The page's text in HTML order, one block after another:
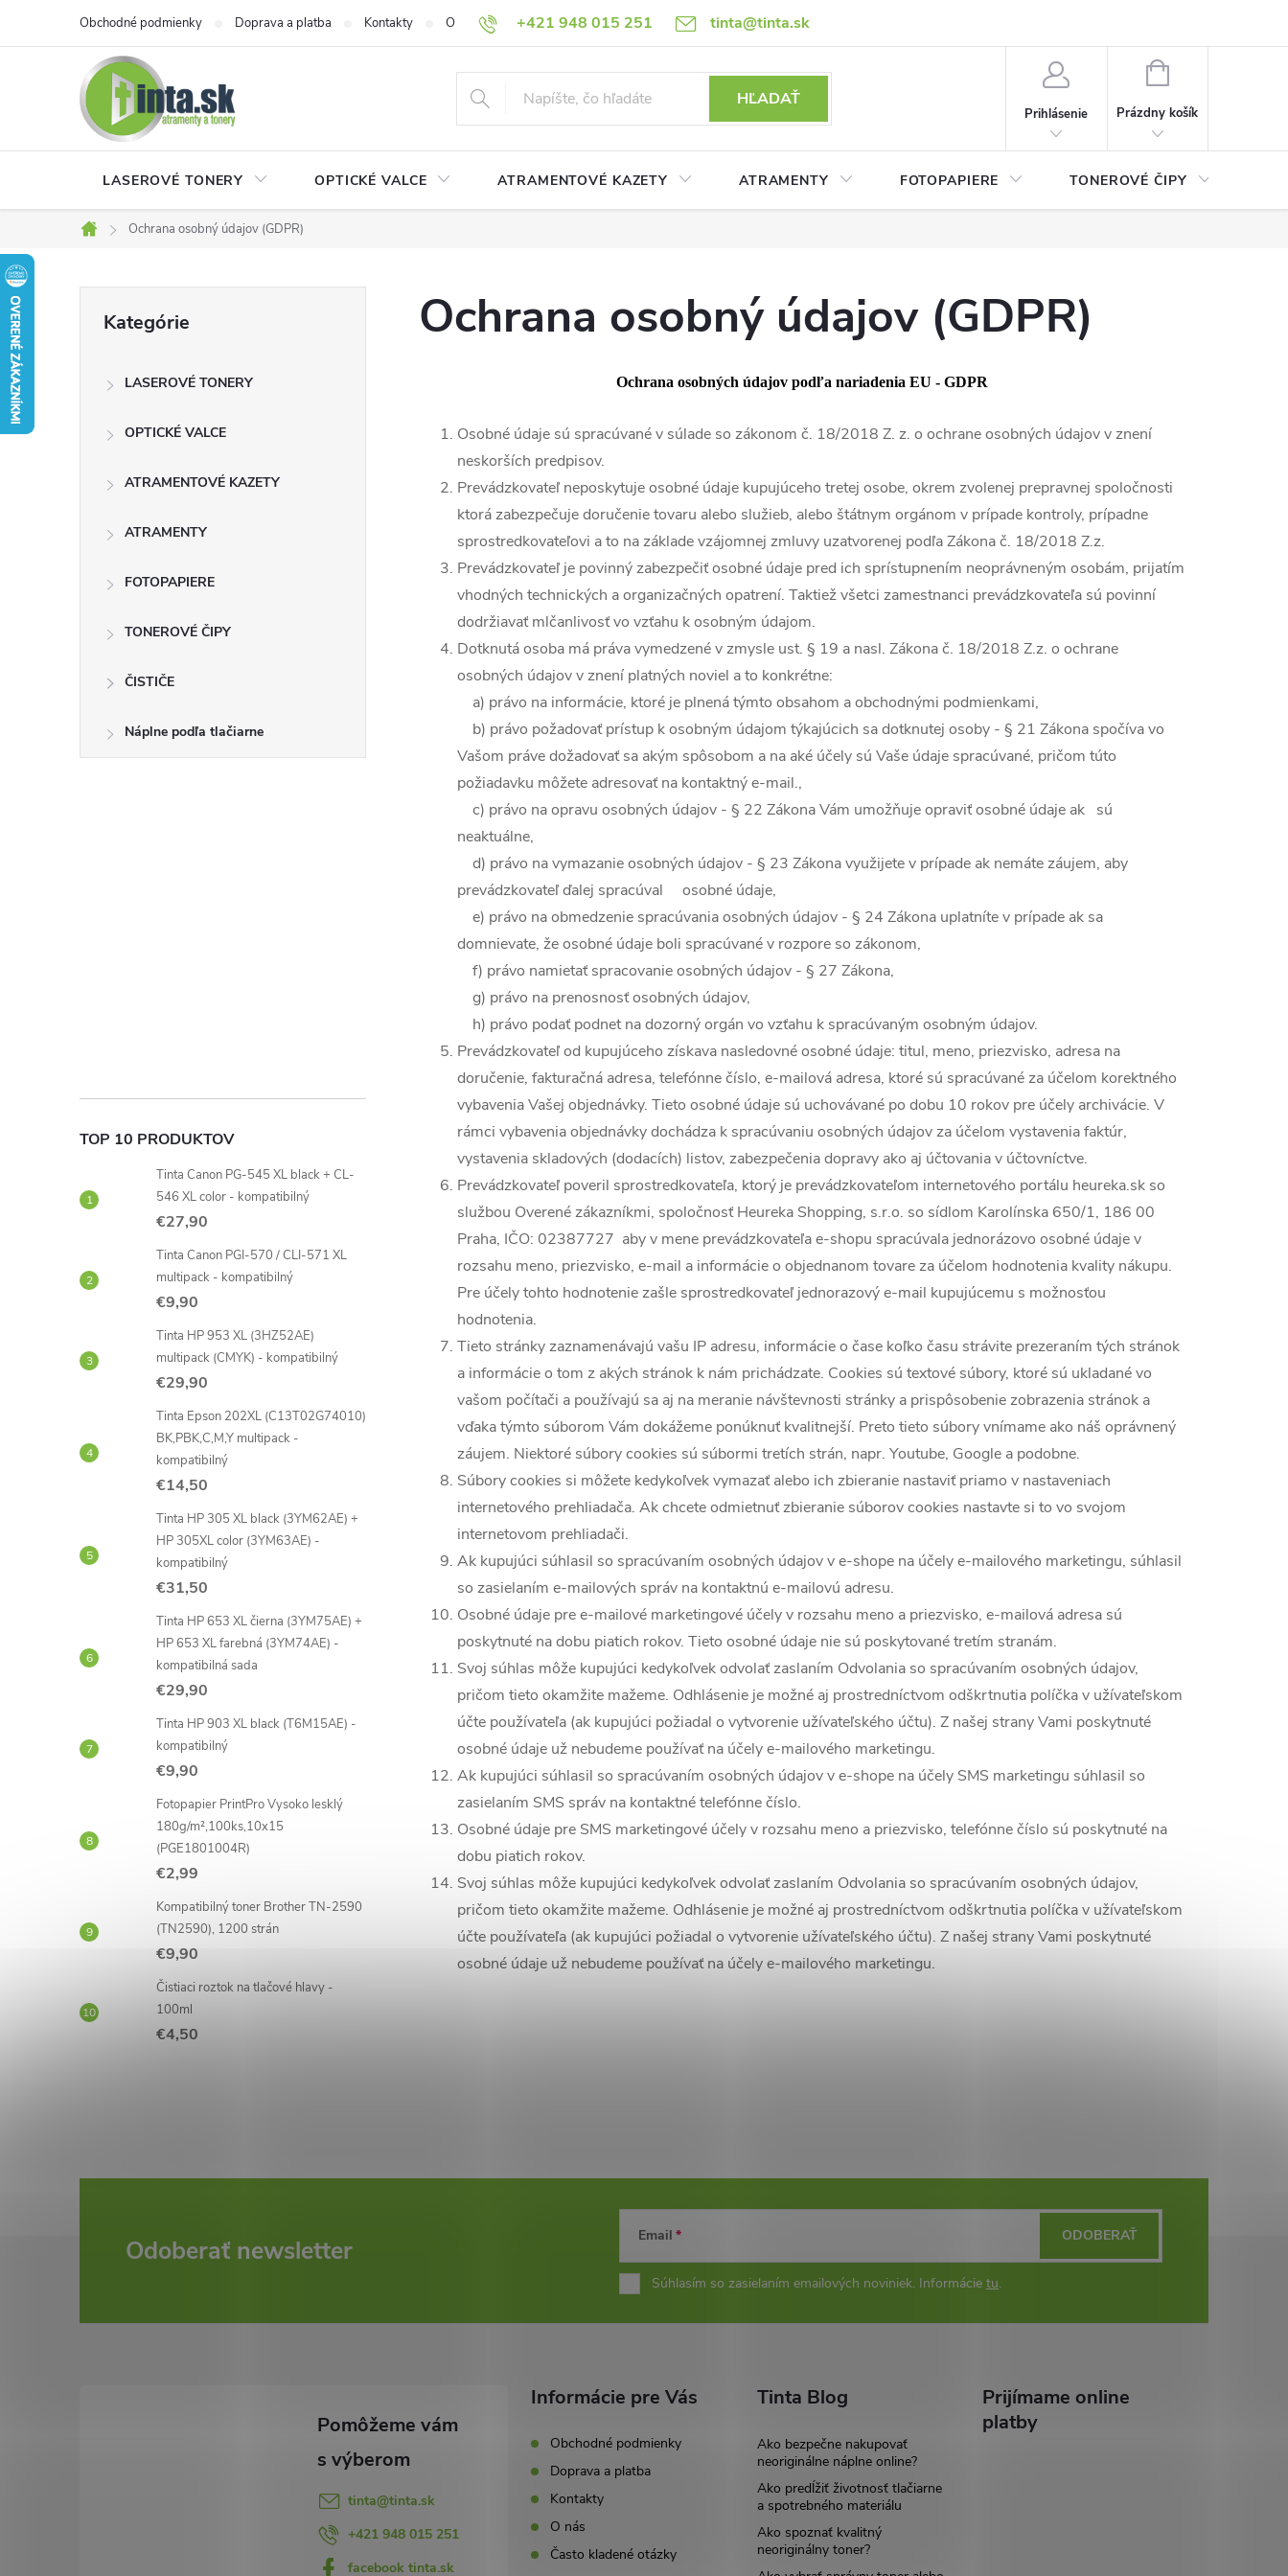
+421 948 015 251 tinta@tinta.sk
Obchodné podmienky Doprava a platba Kontakty O nás Často kladené otázky Ako nakupovať Ochrana osobný údajov (GDPR)
HĽADAŤ
Prihlásenie
NÁKUPNÝ
Prázdny košík
LASEROVÉ TONERY OPTICKÉ VALCE ATRAMENTOVÉ KAZETY ATRAMENTY FOTOPAPIERE TONEROVÉ ČIPY
Domov
Ochrana osobný údajov (GDPR)
kategórie
Kategórie
LASEROVÉ TONERY
OPTICKÉ VALCE
ATRAMENTOVÉ KAZETY
ATRAMENTY
FOTOPAPIERE
TONEROVÉ ČIPY
ČISTIČE
Náplne podľa tlačiarne
TOP 10 PRODUKTOV
Tinta Canon PG-545 XL black + CL-
546 XL color - kompatibilný
€27,90
Tinta Canon PGI-570 / CLI-571 XL
multipack - kompatibilný
€9,90
Tinta HP 953 XL (3HZ52AE)
multipack (CMYK) - kompatibilný
€29,90
Tinta Epson 202XL (C13T02G74010)
BK,PBK,C,M,Y multipack -
kompatibilný
€14,50
Tinta HP 305 XL black (3YM62AE) +
HP 305XL color (3YM63AE) -
kompatibilný
€31,50
Tinta HP 653 XL čierna (3YM75AE) +
HP 653 XL farebná (3YM74AE) -
kompatibilná sada
€29,90
Tinta HP 903 XL black (T6M15AE) -
kompatibilný
€9,90
Fotopapier PrintPro Vysoko lesklý
180g/m²,100ks,10x15
(PGE1801004R)
€2,99
Kompatibilný toner Brother TN-2590
(TN2590), 1200 strán
€9,90
Čistiaci roztok na tlačové hlavy -
100ml
€4,50
Ochrana osobný údajov (GDPR)
Ochrana osobných údajov podľa nariadenia EU - GDPR
Osobné údaje sú spracúvané v súlade so zákonom č. 18/2018 Z. z. o ochrane osobných údajov v znení
neskorších predpisov.
Prevádzkovateľ neposkytuje osobné údaje kupujúceho tretej osobe, okrem zvolenej prepravnej spoločnosti
ktorá zabezpečuje doručenie tovaru alebo služieb, alebo štátnym orgánom v prípade kontroly, prípadne
sprostredkovateľovi a to na základe vzájomnej zmluvy uzatvorenej podľa Zákona č. 18/2018 Z.z.
Prevádzkovateľ je povinný zabezpečiť osobné údaje pred ich sprístupnením neoprávneným osobám, prijatím
vhodných technických a organizačných opatrení. Taktiež všetci zamestnanci prevádzkovateľa sú povinní
dodržiavať mlčanlivosť vo vzťahu k osobným údajom.
Dotknutá osoba má práva vymedzené v zmysle ust. § 19 a nasl. Zákona č. 18/2018 Z.z. o ochrane
osobných údajov v znení platných noviel a to konkrétne:
a) právo na informácie, ktoré je plnená týmto obsahom a obchodnými podmienkami,
b) právo požadovať prístup k osobným údajom týkajúcich sa dotknutej osoby - § 21 Zákona spočíva vo
Vašom práve dožadovať sa akým spôsobom a na aké účely sú Vaše údaje spracúvané, pričom túto
požiadavku môžete adresovať na kontaktný e-mail.,
c) právo na opravu osobných údajov - § 22 Zákona Vám umožňuje opraviť osobné údaje ak sú
neaktuálne,
d) právo na vymazanie osobných údajov - § 23 Zákona využijete v prípade ak nemáte záujem, aby
prevádzkovateľ ďalej spracúval osobné údaje,
e) právo na obmedzenie spracúvania osobných údajov - § 24 Zákona uplatníte v prípade ak sa
domnievate, že osobné údaje boli spracúvané v rozpore so zákonom,
f) právo namietať spracovanie osobných údajov - § 27 Zákona,
g) právo na prenosnosť osobných údajov,
h) právo podať podnet na dozorný orgán vo vzťahu k spracúvaným osobným údajov.
Prevádzkovateľ od kupujúceho získava nasledovné osobné údaje: titul, meno, priezvisko, adresa na
doručenie, fakturačná adresa, telefónne číslo, e-mailová adresa, ktoré sú spracúvané za účelom korektného
vybavenia Vašej objednávky. Tieto osobné údaje sú uchovávané po dobu 10 rokov pre účely archivácie. V
rámci vybavenia objednávky dochádza k spracúvaniu osobných údajov za účelom vystavenia faktúr,
vystavenia skladových (dodacích) listov, zabezpečenia dopravy ako aj účtovania v účtovníctve.
Prevádzkovateľ poveril sprostredkovateľa, ktorý je prevádzkovateľom internetového portálu heureka.sk so
službou Overené zákazníkmi, spoločnosť Heureka Shopping, s.r.o. so sídlom Karolínska 650/1, 186 00
Praha, IČO: 02387727 aby v mene prevádzkovateľa e-shopu spracúvala jednorázovo osobné údaje v
rozsahu meno, priezvisko, e-mail a informácie o objednanom tovare za účelom hodnotenia kvality nákupu.
Pre účely tohto hodnotenie zašle sprostredkovateľ jednorazový e-mail kupujúcemu s možnosťou
hodnotenia.
Tieto stránky zaznamenávajú vašu IP adresu, informácie o čase koľko času strávite prezeraním tých stránok
a informácie o tom z akých stránok k nám prichádzate. Cookies sú textové súbory, ktoré sú ukladané vo
vašom počítači a používajú sa aj na meranie návštevnosti stránky a prispôsobenie zobrazenia stránok a
vďaka týmto súborom Vám dokážeme ponúknuť kvalitnejší. Preto tieto súbory vnímame ako náš oprávnený
záujem. Niektoré súbory cookies sú súbormi tretích strán, napr. Youtube, Google a podobne.
Súbory cookies si môžete kedykoľvek vymazať alebo ich zbieranie nastaviť priamo v nastaveniach
internetového prehliadača. Ak chcete odmietnuť zbieranie súborov cookies nastavte si to vo svojom
internetovom prehliadači.
Ak kupujúci súhlasil so spracúvaním osobných údajov v e-shope na účely e-mailového marketingu, súhlasil
so zasielaním e-mailových správ na kontaktnú e-mailovú adresu.
Osobné údaje pre e-mailové marketingové účely v rozsahu meno a priezvisko, e-mailová adresa sú
poskytnuté na dobu piatich rokov. Tieto osobné údaje nie sú poskytované tretím stranám.
Svoj súhlas môže kupujúci kedykoľvek odvolať zaslaním Odvolania so spracúvaním osobných údajov,
pričom tieto okamžite mažeme. Odhlásenie je možné aj prostredníctvom odškrtnutia políčka v užívateľskom
účte používateľa (ak kupujúci požiadal o vytvorenie užívateľského účtu). Z našej strany Vami poskytnuté
osobné údaje už nebudeme používať na účely e-mailového marketingu.
Ak kupujúci súhlasil so spracúvaním osobných údajov v e-shope na účely SMS marketingu súhlasil so
zasielaním SMS správ na kontaktné telefónne číslo.
Osobné údaje pre SMS marketingové účely v rozsahu meno a priezvisko, telefónne číslo sú poskytnuté na
dobu piatich rokov.
Svoj súhlas môže kupujúci kedykoľvek odvolať zaslaním Odvolania so spracúvaním osobných údajov,
pričom tieto okamžite mažeme. Odhlásenie je možné aj prostredníctvom odškrtnutia políčka v užívateľskom
účte používateľa (ak kupujúci požiadal o vytvorenie užívateľského účtu). Z našej strany Vami poskytnuté
osobné údaje už nebudeme používať na účely e-mailového marketingu.
Odoberať newsletter Email
Súhlasím so zasielaním emailových noviniek. Informácie tu.
ODOBERAŤ
tinta@tinta.sk
+421 948 015 251
facebook tinta.sk
Informácie pre Vás
Obchodné podmienky
Doprava a platba
Kontakty
O nás
Často kladené otázky
Tinta Blog
Ako bezpečne nakupovať
neoriginálne náplne online?
Ako predĺžiť životnosť tlačiarne
a spotrebného materiálu
Ako spoznať kvalitný
neoriginálny toner?
Prijímame online
platby